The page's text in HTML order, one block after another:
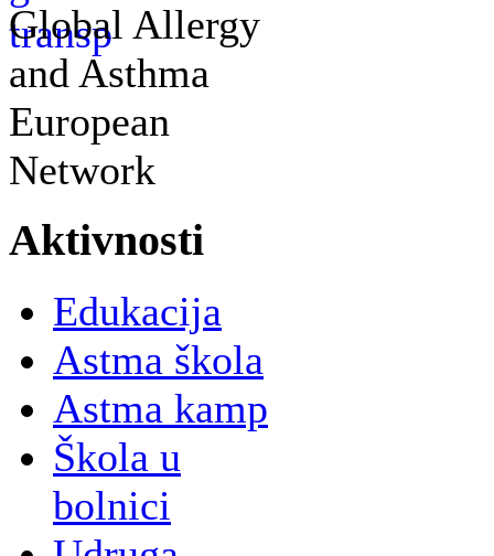
Global Allergy
and Asthma
European
Network
Aktivnosti
Edukacija
Astma škola
Astma kamp
Škola u
bolnici